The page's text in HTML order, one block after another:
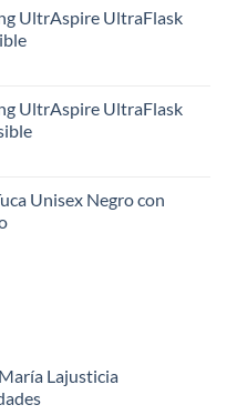
UltrAspire UltraFlask
UltrAspire UltraFlask
Unisex Negro con
Lajusticia